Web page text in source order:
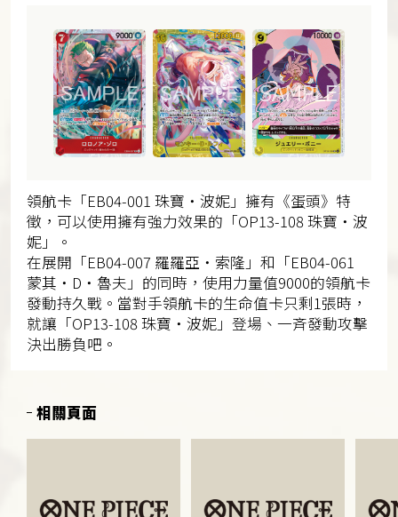
領航卡「EB04-001 珠寶・波妮」擁有《蛋頭》特
徵，可以使用擁有強力效果的「OP13-108 珠寶・波
妮」。
在展開「EB04-007 羅羅亞・索隆」和「EB04-061
蒙其・D・魯夫」的同時，使用力量值9000的領航卡
發動持久戰。當對手領航卡的生命值卡只剩1張時，
就讓「OP13-108 珠寶・波妮」登場、一斉發動攻擊
決出勝負吧。
相關頁面